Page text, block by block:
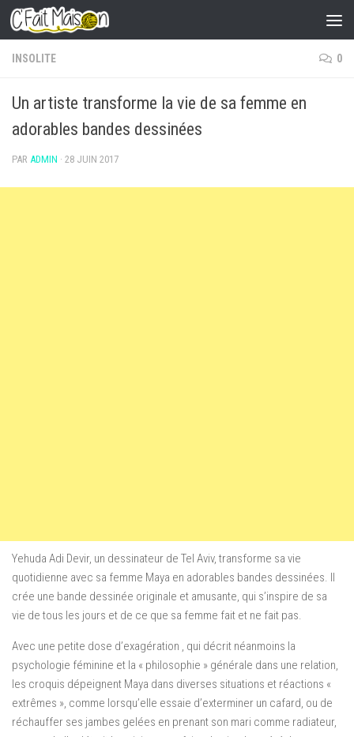
Skip to content
INSOLITE 0
Un artiste transforme la vie de sa femme en
adorables bandes dessinées
PAR ADMIN · 28 JUIN 2017
Yehuda Adi Devir, un dessinateur de Tel Aviv, transforme sa vie
quotidienne avec sa femme Maya en adorables bandes dessinées. Il
crée une bande dessinée originale et amusante, qui s’inspire de sa
vie de tous les jours et de ce que sa femme fait et ne fait pas.
Avec une petite dose d’exagération , qui décrit néanmoins la
psychologie féminine et la « philosophie » générale dans une relation,
les croquis dépeignent Maya dans diverses situations et réactions «
extrêmes », comme lorsqu’elle essaie d’exterminer un cafard, ou de
réchauffer ses jambes gelées en prenant son mari comme radiateur,